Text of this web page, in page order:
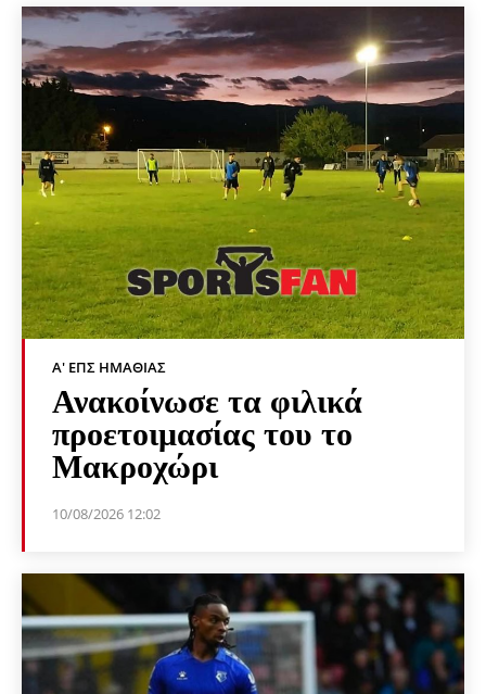
Α' ΕΠΣ ΗΜΑΘΊΑΣ
Ανακοίνωσε τα φιλικά
προετοιμασίας του το
Μακροχώρι
10/08/2026 12:02